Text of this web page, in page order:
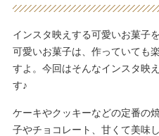
インスタ映えする可愛いお菓子
可愛いお菓子は、作っていても
すよ。今回はそんなインスタ映
す♪
ケーキやクッキーなどの定番の
子やチョコレート、甘くて美味